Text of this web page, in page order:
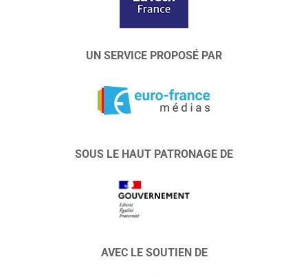
UN SERVICE PROPOSÉ PAR
SOUS LE HAUT PATRONAGE DE
AVEC LE SOUTIEN DE